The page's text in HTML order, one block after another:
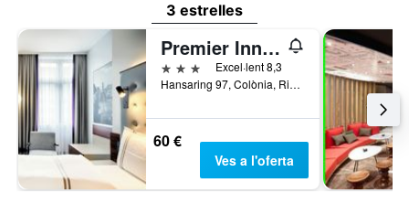
3 estrelles
Premier Inn Köln City Mediapark
3 estrellesExcel·lent 8,3
Hansaring 97, Colònia, Rin del Nord-Westfàlia, Alemanya
60 €
Ves a l'oferta